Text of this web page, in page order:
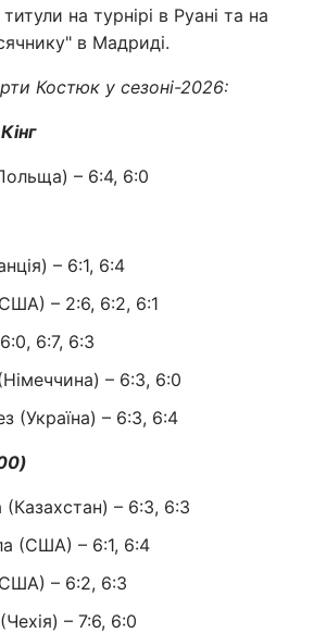
на турнірі в Руані та на
в Мадриді.
Костюк у сезоні-2026:
– 6:4, 6:0
– 6:1, 6:4
– 2:6, 6:2, 6:1
6:7, 6:3
– 6:3, 6:0
(Україна) – 6:3, 6:4
(Казахстан) – 6:3, 6:3
(США) – 6:1, 6:4
– 6:2, 6:3
– 7:6, 6:0